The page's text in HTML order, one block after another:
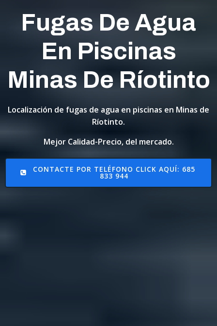
Fugas De Agua
En Piscinas
Minas De Ríotinto
Localización de fugas de agua en piscinas en Minas de
Ríotinto.
Mejor Calidad-Precio, del mercado.
CONTACTE POR TELÉFONO CLICK AQUÍ: 685
833 944